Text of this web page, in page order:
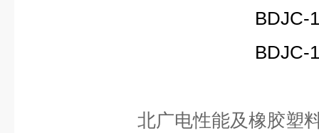
BDJC-
BDJC-
北广电性能及橡胶塑